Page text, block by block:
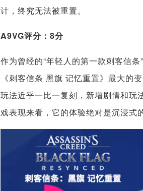
计，终究无法被重置。
A9VG评分：8分
作为曾经的“年轻人的第一款刺客信
《刺客信条 黑旗 记忆重置》最大的
玩法近乎一比一复刻，新增剧情和玩
戏表现来看，它的体验绝对是沉浸